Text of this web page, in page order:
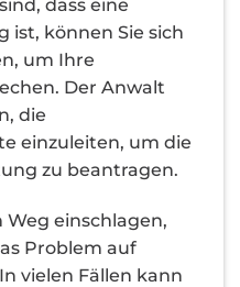
dass eine
ist, können Sie sich
um Ihre
Der Anwalt
die
einzuleiten, um die
zu beantragen.
Weg einschlagen,
Problem auf
vielen Fällen kann